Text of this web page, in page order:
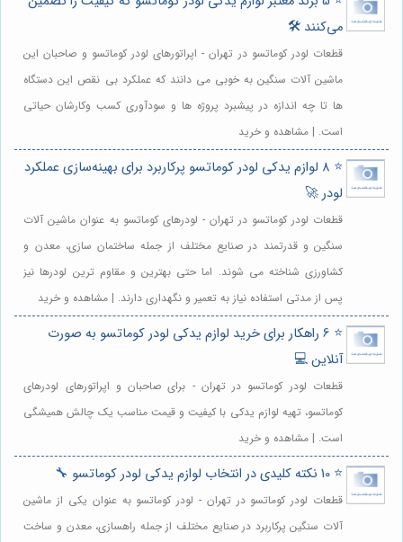
می‌کنند 🛠️
قطعات لودر کوماتسو در تهران - اپراتورهای لودر کوماتسو و صاحبان این
ماشین آلات سنگین به خوبی می دانند که عملکرد بی نقص این دستگاه
ها تا چه اندازه در پیشبرد پروژه ها و سودآوری کسب وکارشان حیاتی
است. | مشاهده و خرید
⭐️ 8 لوازم یدکی لودر کوماتسو پرکاربرد برای بهینه‌سازی عملکرد
لودر 🚀
قطعات لودر کوماتسو در تهران - لودرهای کوماتسو به عنوان ماشین آلات
سنگین و قدرتمند در صنایع مختلف از جمله ساختمان سازی، معدن و
کشاورزی شناخته می شوند. اما حتی بهترین و مقاوم ترین لودرها نیز
پس از مدتی استفاده نیاز به تعمیر و نگهداری دارند. | مشاهده و خرید
⭐️ 6 راهکار برای خرید لوازم یدکی لودر کوماتسو به صورت
آنلاین 💻
قطعات لودر کوماتسو در تهران - برای صاحبان و اپراتورهای لودرهای
کوماتسو، تهیه لوازم یدکی با کیفیت و قیمت مناسب یک چالش همیشگی
است. | مشاهده و خرید
⭐️ 10 نکته کلیدی در انتخاب لوازم یدکی لودر کوماتسو 🔧
قطعات لودر کوماتسو در تهران - لودر کوماتسو به عنوان یکی از ماشین
آلات سنگین پرکاربرد در صنایع مختلف از جمله راهسازی، معدن و ساخت